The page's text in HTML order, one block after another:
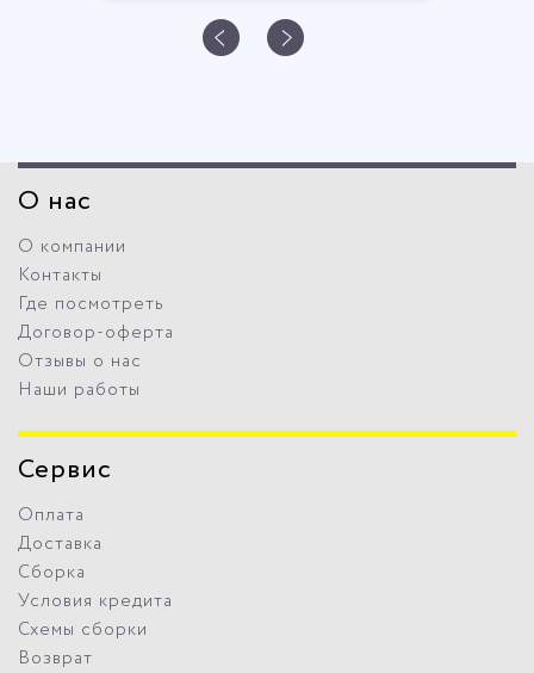
О нас
О компании
Контакты
Где посмотреть
Договор-оферта
Отзывы о нас
Наши работы
Сервис
Оплата
Доставка
Сборка
Условия кредита
Схемы сборки
Возврат